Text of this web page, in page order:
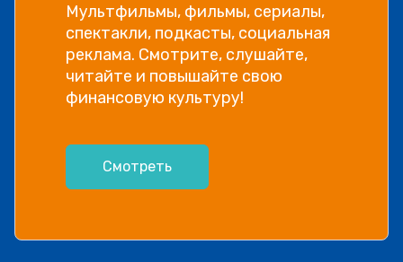
Мультфильмы, фильмы, сериалы,
спектакли, подкасты, социальная
реклама. Смотрите, слушайте,
читайте и повышайте свою
финансовую культуру!
Смотреть